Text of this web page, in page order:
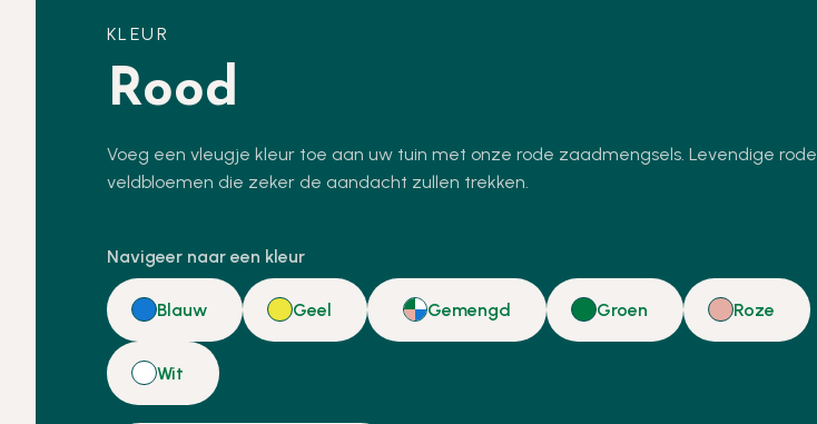
KLEUR
Rood
Voeg een vleugje kleur toe aan uw tuin met onze rode zaadmengsels. Levendige rode
veldbloemen die zeker de aandacht zullen trekken.
Navigeer naar een kleur
Blauw Geel Gemengd Groen Roze
Wit